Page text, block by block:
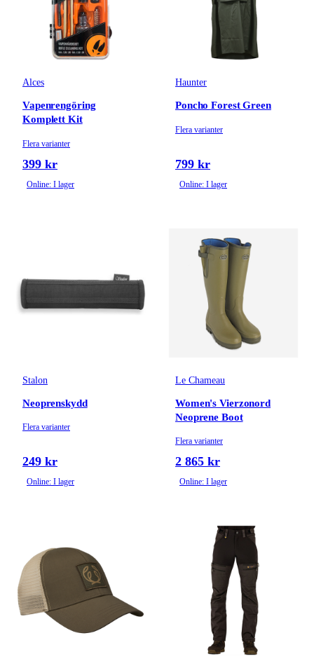
Alces
Vapenrengöring
Komplett Kit
Flera varianter
399 kr
Online: I lager
Haunter
Poncho Forest Green
Flera varianter
799 kr
Online: I lager
Stalon
Neoprenskydd
Flera varianter
249 kr
Online: I lager
Le Chameau
Women's Vierzonord
Neoprene Boot
Flera varianter
2 865 kr
Online: I lager